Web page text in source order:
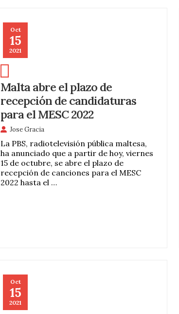
Oct
15
2021
Malta abre el plazo de
recepción de candidaturas
para el MESC 2022
Jose Gracia
La PBS, radiotelevisión pública maltesa,
ha anunciado que a partir de hoy, viernes
15 de octubre, se abre el plazo de
recepción de canciones para el MESC
2022 hasta el …
Oct
15
2021